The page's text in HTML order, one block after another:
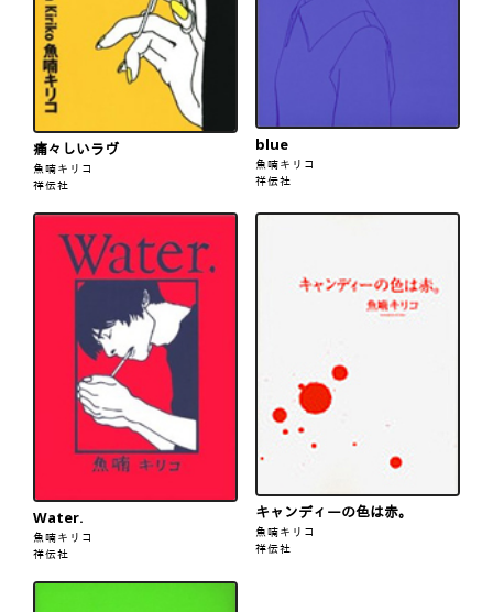
痛々しいラヴ
魚喃キリコ
祥伝社
blue
魚喃キリコ
祥伝社
Water.
魚喃キリコ
祥伝社
キャンディーの色は赤。
魚喃キリコ
祥伝社